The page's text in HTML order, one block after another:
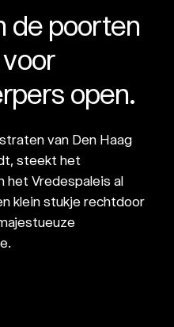
de poorten
open.
van Den Haag
steekt het
het Vredespaleis al
klein stukje rechtdoor